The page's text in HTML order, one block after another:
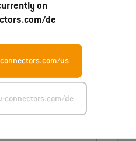
on
de
connectors.com/us
connectors.com/de
unseren Produkten?
mit uns auf.
senden